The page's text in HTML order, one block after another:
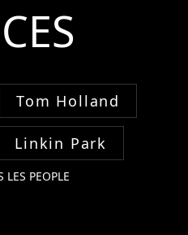
Tom Holland
Linkin Park
LES PEOPLE